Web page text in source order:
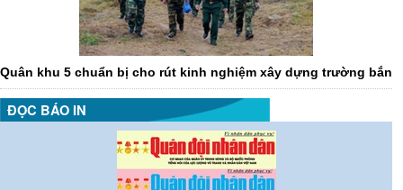
Quân khu 5 chuẩn bị cho rút kinh nghiệm xây dựng trường bắn
ĐỌC BÁO IN